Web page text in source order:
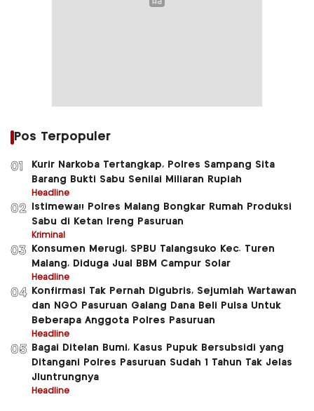
Pos Terpopuler
01
Kurir Narkoba Tertangkap, Polres Sampang Sita
Barang Bukti Sabu Senilai Miliaran Rupiah
Headline
02
Istimewa!! Polres Malang Bongkar Rumah Produksi
Sabu di Ketan Ireng Pasuruan
Kriminal
03
Konsumen Merugi, SPBU Talangsuko Kec. Turen
Malang, Diduga Jual BBM Campur Solar
Headline
04
Konfirmasi Tak Pernah Digubris, Sejumlah Wartawan
dan NGO Pasuruan Galang Dana Beli Pulsa Untuk
Beberapa Anggota Polres Pasuruan
Headline
05
Bagai Ditelan Bumi, Kasus Pupuk Bersubsidi yang
Ditangani Polres Pasuruan Sudah 1 Tahun Tak Jelas
Jluntrungnya
Headline